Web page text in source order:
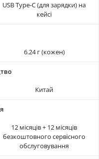
USB Type-C (для зарядки) на
кейсі
6.24 г (кожен)
Китай
12 місяців + 12 місяців
безкоштовного сервісного
обслуговування